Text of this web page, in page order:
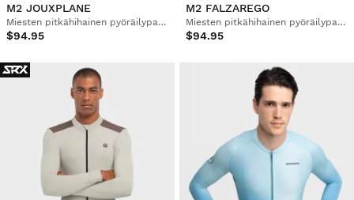
M2 JOUXPLANE
Miesten pitkähihainen pyöräilypaita
$94.95
M2 FALZAREGO
Miesten pitkähihainen pyöräilypaita
$94.95